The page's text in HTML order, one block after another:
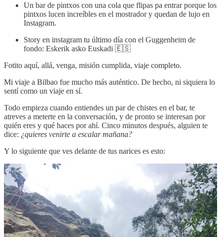
Un bar de pintxos con una cola que flipas pa entrar porque los
pintxos lucen increíbles en el mostrador y quedan de lujo en
Instagram.
Story en instagram tu último día con el Guggenheim de
fondo: Eskerik asko Euskadi 🇪🇸
Fotito aquí, allá, venga, misión cumplida, viaje completo.
Mi viaje a Bilbao fue mucho más auténtico. De hecho, ni siquiera lo
sentí como un viaje en sí.
Todo empieza cuando entiendes un par de chistes en el bar, te
atreves a meterte en la conversación, y de pronto se interesan por
quién eres y qué haces por ahí. Cinco minutos después, alguien te
dice: ¿quieres venirte a escalar mañana?
Y lo siguiente que ves delante de tus narices es esto: